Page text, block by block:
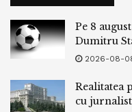
Pe 8
Dumitru
2026-08-
Realitatea
cu